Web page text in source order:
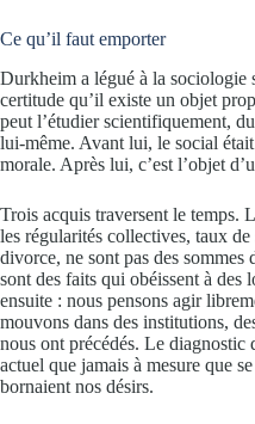
Ce qu’il faut emporter
Durkheim a légué à la sociologie
certitude qu’il existe un objet
peut l’étudier scientifiquement,
lui-même. Avant lui, le social
morale. Après lui, c’est l’objet
Trois acquis traversent le temps.
les régularités collectives, taux
divorce, ne sont pas des sommes
sont des faits qui obéissent à des
ensuite : nous pensons agir
mouvons dans des institutions,
nous ont précédés. Le diagnostic
actuel que jamais à mesure que
bornaient nos désirs.